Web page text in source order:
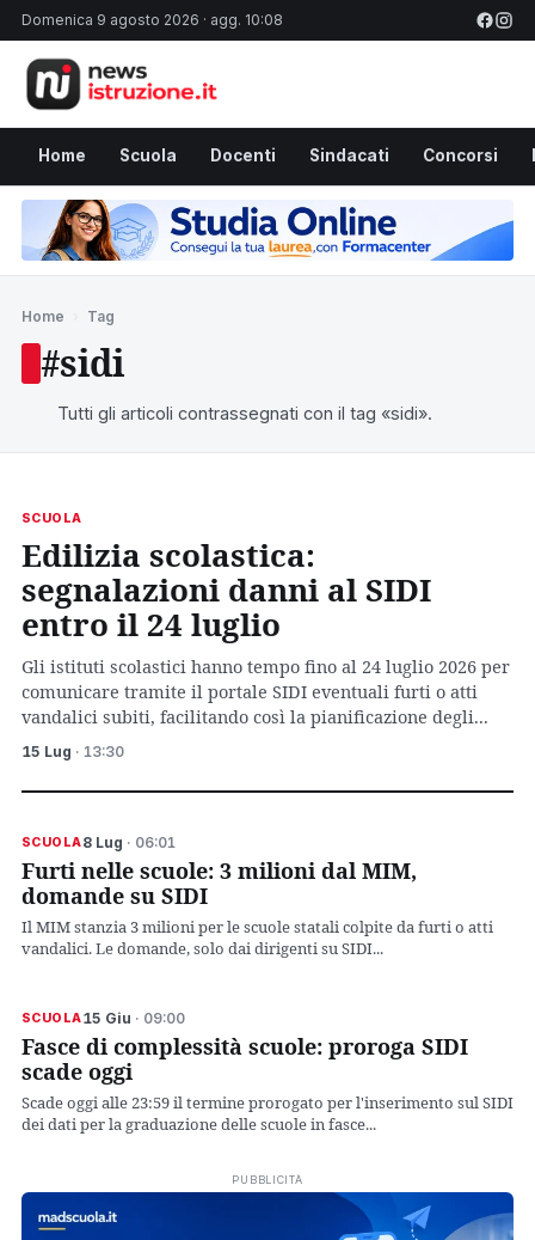
Domenica 9 agosto 2026 · agg. 10:08
Home Scuola Docenti Sindacati Concorsi
Home Tag
#sidi
Tutti gli articoli contrassegnati con il tag «sidi».
SCUOLA
Edilizia scolastica:
segnalazioni danni al SIDI
entro il 24 luglio
Gli istituti scolastici hanno tempo fino al 24 luglio 2026 per
comunicare tramite il portale SIDI eventuali furti o atti
vandalici subiti, facilitando così la pianificazione degli...
15 Lug · 13:30
SCUOLA8 Lug · 06:01
Furti nelle scuole: 3 milioni dal MIM,
domande su SIDI
Il MIM stanzia 3 milioni per le scuole statali colpite da furti o atti
vandalici. Le domande, solo dai dirigenti su SIDI...
SCUOLA15 Giu · 09:00
Fasce di complessità scuole: proroga SIDI
scade oggi
Scade oggi alle 23:59 il termine prorogato per l'inserimento sul SIDI
dei dati per la graduazione delle scuole in fasce...
PUBBLICITÀ